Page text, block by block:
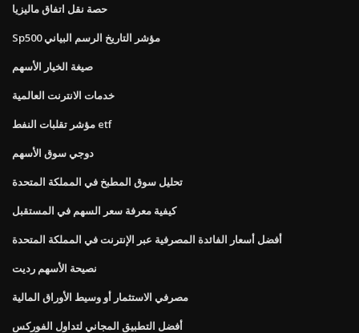
حصة نقل اتفاق ماليزيا
Sp500 مؤشر التاريخ الرسم البياني
صيغة الخيار الأسهم
خدمات الانترنت العالمية
مؤشر تقلبات النفط etf
دوجي سوق الأسهم
تحليل سوق المطبخ في المملكة المتحدة
كيفية معرفة سعر السهم في المستقبل
أفضل أسعار الفائدة المصرفية عبر الإنترنت في المملكة المتحدة
نصيحة الأسهم رديت
مصرفي الاستثمار أو وسيط الأوراق المالية
أفضل التطبيق المجاني لتداول الفوركس